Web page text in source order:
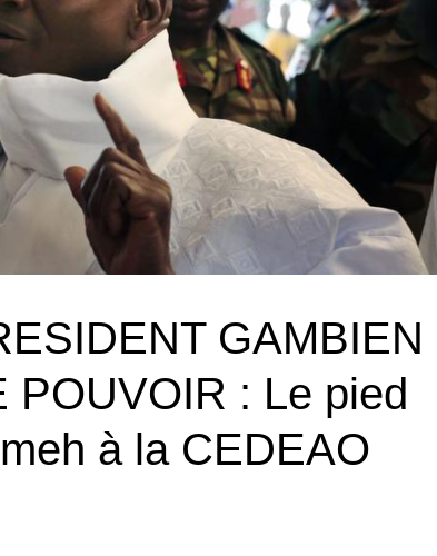
GAMBIEN
POUVOIR : Le pied
à la CEDEAO